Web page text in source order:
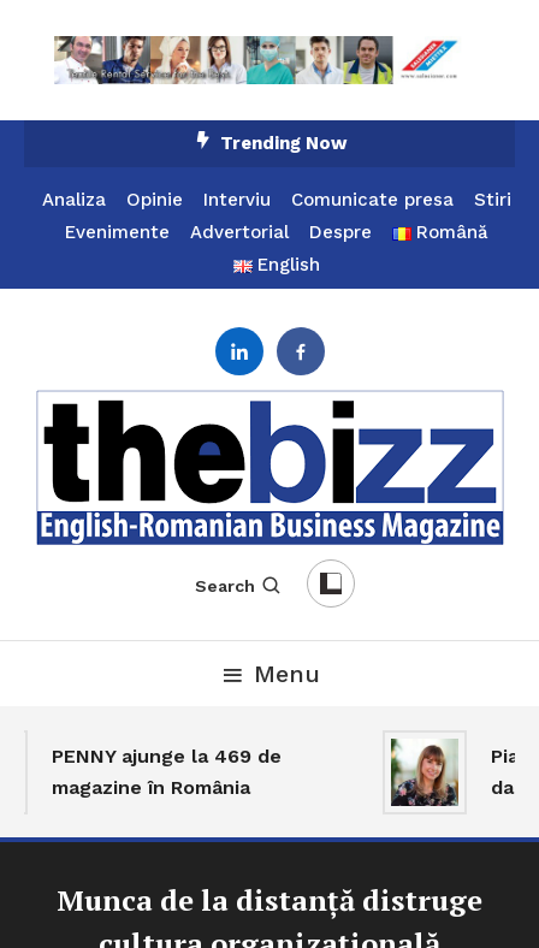
Content
Trending Now
Analiza Opinie Interviu Comunicate presa
Stiri
Evenimente
Advertorial Despre
Română
English
Search
Menu
PENNY ajunge la 469 de
magazine în România
dar
Munca de la distanță distruge